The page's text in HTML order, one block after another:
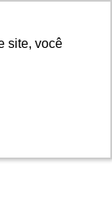
site, você
site, você